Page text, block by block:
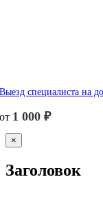
Выезд специалиста на
от 1 000₽
Close
product
view
×
Заголовок